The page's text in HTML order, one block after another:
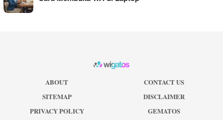
ABOUT
CONTACT US
SITEMAP
DISCLAIMER
PRIVACY POLICY
GEMATOS